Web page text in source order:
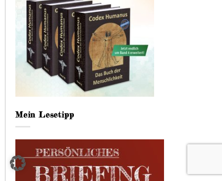
Mein Lesetipp